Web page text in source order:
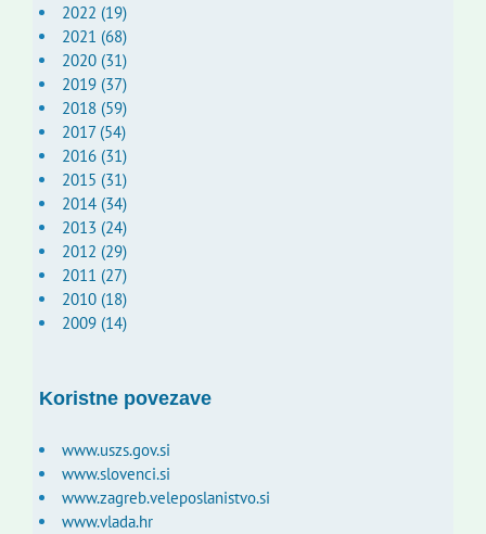
2022 (19)
2021 (68)
2020 (31)
2019 (37)
2018 (59)
2017 (54)
2016 (31)
2015 (31)
2014 (34)
2013 (24)
2012 (29)
2011 (27)
2010 (18)
2009 (14)
Koristne povezave
www.uszs.gov.si
www.slovenci.si
www.zagreb.veleposlanistvo.si
www.vlada.hr